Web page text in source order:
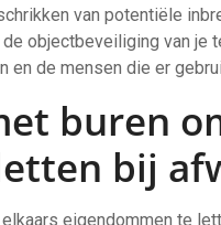
van potentiële
objectbeveiliging van je
de mensen die er
buren
bij
eigendommen te